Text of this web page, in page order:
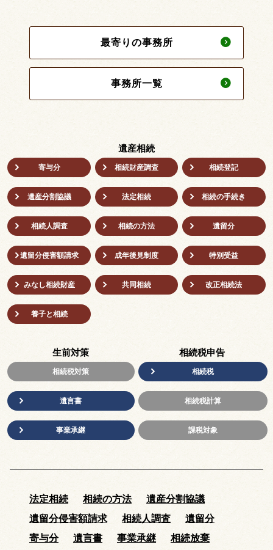
最寄りの事務所
事務所一覧
遺産相続
寄与分 相続財産調査 相続登記
遺産分割協議 法定相続 相続の⼿続き
相続人調査 相続の方法 遺留分
遺留分侵害額請求 成年後⾒制度 特別受益
みなし相続財産 共同相続 改正相続法
養子と相続
生前対策
相続税対策
遺言書
事業承継
相続税申告
相続税
相続税計算
課税対象
法定相続 相続の方法
遺産分割協議
遺留分侵害額請求
相続人調査
遺留分
寄与分
遺言書 事業承継
相続放棄